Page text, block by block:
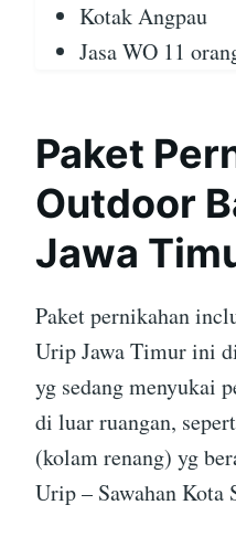
Kotak Angpau
Jasa WO 11
Paket
Outdoor
Jawa
Paket pernikahan
Urip Jawa Timur ini
yg sedang menyukai
di luar ruangan,
(kolam renang) yg
Urip – Sawahan Kota